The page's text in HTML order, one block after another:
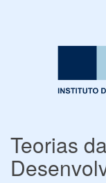
Teorias